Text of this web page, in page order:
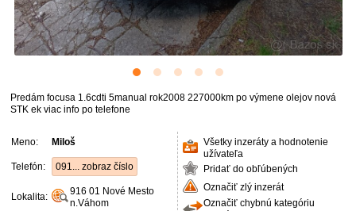
Predám focusa 1.6cdti 5manual rok2008 227000km po výmene olejov nová
STK ek viac info po telefone
Meno: Miloš
Telefón: 091... zobraz číslo
Lokalita: 916 01 Nové Mesto
n.Váhom
Všetky inzeráty a hodnotenie
užívateľa
Pridať do obľúbených
Označiť zlý inzerát
Označiť chybnú kategóriu